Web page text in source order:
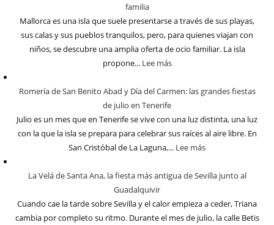
familia
Mallorca es una isla que suele presentarse a través de sus playas,
sus calas y sus pueblos tranquilos, pero, para quienes viajan con
niños, se descubre una amplia oferta de ocio familiar. La isla
propone... Lee más
Romería de San Benito Abad y Día del Carmen: las grandes fiestas
de julio en Tenerife
Julio es un mes que en Tenerife se vive con una luz distinta, una luz
con la que la isla se prepara para celebrar sus raíces al aire libre. En
San Cristóbal de La Laguna,... Lee más
La Velá de Santa Ana, la fiesta más antigua de Sevilla junto al
Guadalquivir
Cuando cae la tarde sobre Sevilla y el calor empieza a ceder, Triana
cambia por completo su ritmo. Durante el mes de julio, la calle Betis